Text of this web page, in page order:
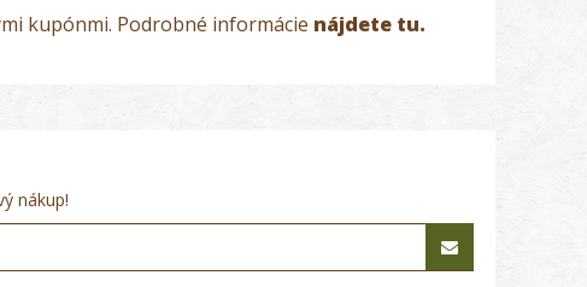
kupónmi. Podrobné informácie nájdete tu.
nákup!